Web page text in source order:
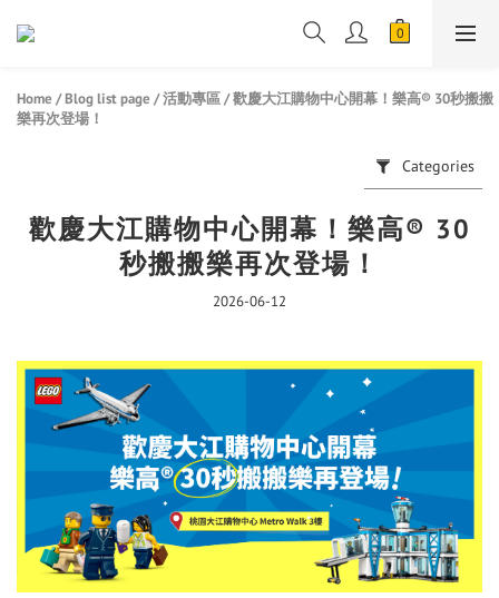
Home /Blog list page /活動專區/歡慶大江購物中心開幕！樂高® 30秒搬搬
樂再次登場！
Categories
歡慶大江購物中心開幕！樂高® 30
秒搬搬樂再次登場！
2026-06-12